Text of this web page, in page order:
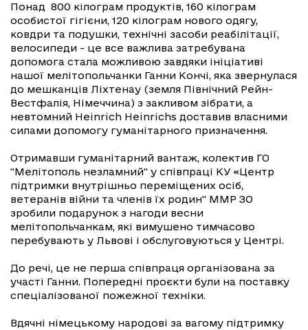
Понад 800 кілограм продуктів, 160 кілограм
особистої гігієни, 120 кілограм нового одягу,
ковдри та подушки, технічні засоби реабілітації,
велосипеди - це все важлива затребувана
допомога стала можливою завдяки ініціативі
нашої мелітопольчанки Ганни Кончі, яка звернулася
до мешканців Ліхтенау (земля Північний Рейн-
Вестфалія, Німеччина) з закливом зібрати, а
невтомний Heinrich Heinrichs доставив власними
силами допомогу гуманітарного призначення.
Отримавши гуманітарний вантаж, колектив ГО
"Мелітополь незламний" у співпраці КУ «Центр
підтримки внутрішньо переміщених осіб,
ветеранів війни та членів їх родин" ММР ЗО
зробили подарунок з нагоди весни
мелітопольчанкам, які вимушено тимчасово
перебувають у Львові і обслуговуються у Центрі.
До речі, це не перша співпраця організована за
участі Ганни. Попередні проєкти були на поставку
спеціалізованої пожежної техніки.
Вдячні німецькому народові за вагому підтримку